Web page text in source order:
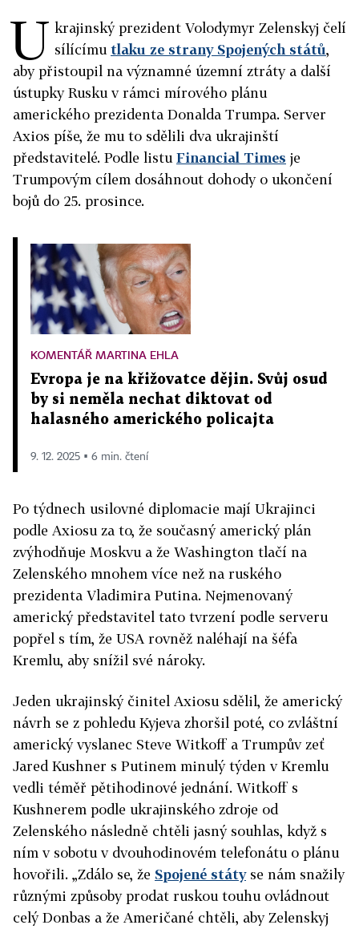
U krajinský prezident Volodymyr Zelenskyj čelí
sílícímu tlaku ze strany Spojených států,
aby přistoupil na významné územní ztráty a další
ústupky Rusku v rámci mírového plánu
amerického prezidenta Donalda Trumpa. Server
Axios píše, že mu to sdělili dva ukrajinští
představitelé. Podle listu Financial Times je
Trumpovým cílem dosáhnout dohody o ukončení
bojů do 25. prosince.
KOMENTÁŘ MARTINA EHLA
Evropa je na křižovatce dějin. Svůj osud
by si neměla nechat diktovat od
halasného amerického policajta
9. 12. 2025 ▪ 6 min. čtení
Po týdnech usilovné diplomacie mají Ukrajinci
podle Axiosu za to, že současný americký plán
zvýhodňuje Moskvu a že Washington tlačí na
Zelenského mnohem více než na ruského
prezidenta Vladimira Putina. Nejmenovaný
americký představitel tato tvrzení podle serveru
popřel s tím, že USA rovněž naléhají na šéfa
Kremlu, aby snížil své nároky.
Jeden ukrajinský činitel Axiosu sdělil, že americký
návrh se z pohledu Kyjeva zhoršil poté, co zvláštní
americký vyslanec Steve Witkoff a Trumpův zeť
Jared Kushner s Putinem minulý týden v Kremlu
vedli téměř pětihodinové jednání. Witkoff s
Kushnerem podle ukrajinského zdroje od
Zelenského následně chtěli jasný souhlas, když s
ním v sobotu v dvouhodinovém telefonátu o plánu
hovořili. „Zdálo se, že Spojené státyse nám snažily
různými způsoby prodat ruskou touhu ovládnout
celý Donbas a že Američané chtěli, aby Zelenskyj